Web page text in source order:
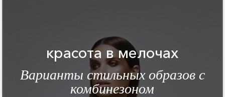
красота в мелочах
Варианты стильных образов с
комбинезоном